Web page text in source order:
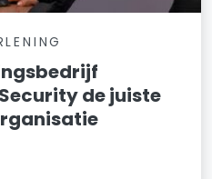
de juiste